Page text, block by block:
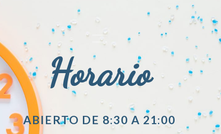
Horario
ABIERTO DE 8:30 A 21:00